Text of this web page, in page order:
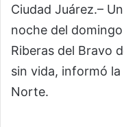
Ciudad Juárez.–
noche del
Riberas del Bravo
sin vida, informó
Norte.